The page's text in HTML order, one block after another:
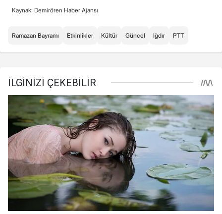
Kaynak: Demirören Haber Ajansı
Ramazan Bayramı Etkinlikler Kültür Güncel Iğdır PTT